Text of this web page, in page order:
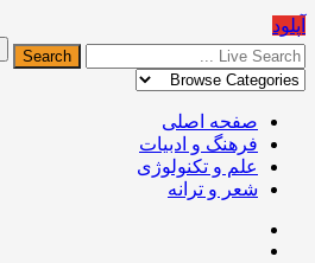
آپلود
صفحه اصلی
فرهنگ و ادبیات
علم و تکنولوژی
شعر و ترانه